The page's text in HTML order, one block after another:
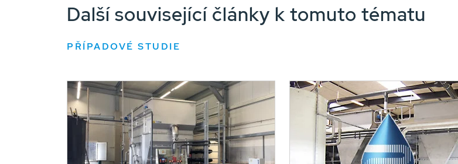
Další související články k tomuto tématu
PŘÍPADOVÉ STUDIE